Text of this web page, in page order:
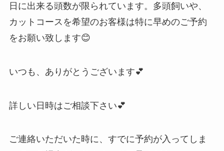
日に出来る頭数が限られています。多頭飼いや、
カットコースを希望のお客様は特に早めのご予約
をお願い致します😊
いつも、ありがとうございます💕
詳しい日時はご相談下さい💕
ご連絡いただいた時に、すでに予約が入ってしま